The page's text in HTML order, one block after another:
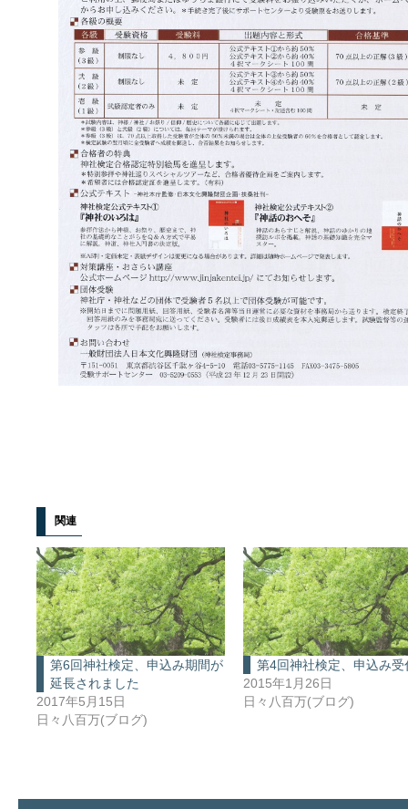
関連
第6回神社検定、申込み期間が
延長されました
2017年5月15日
日々八百万(ブログ)
第4回神社検定、申込み受
2015年1月26日
日々八百万(ブログ)